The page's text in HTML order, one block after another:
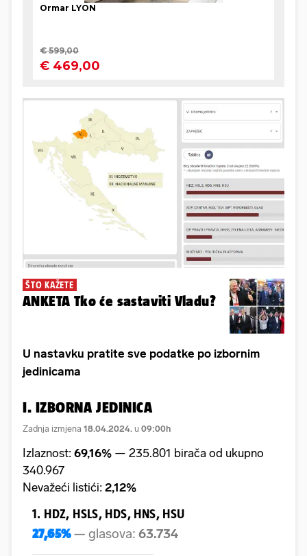
ŠTO KAŽETE
ANKETA Tko će sastaviti Vladu?
U nastavku pratite sve podatke po izbornim
jedinicama